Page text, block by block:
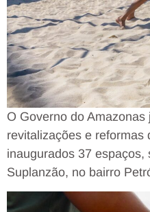
O Governo do
revitalizações e reformas
inaugurados 37
Suplanzão, no bairro